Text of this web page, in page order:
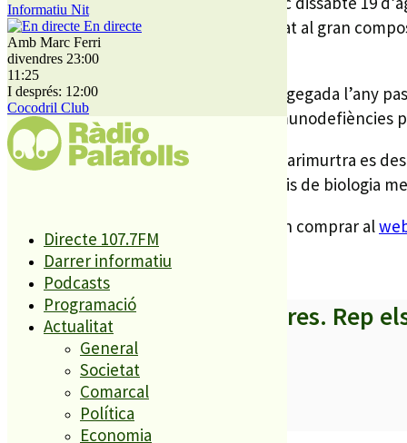
Informatiu Nit
En directe
Amb Marc Ferri
divendres 23:00
11:25
I després: 12:00
Cocodril Club
Directe 107.7FM
Darrer informatiu
Podcasts
Programació
Actualitat
General
Societat
Comarcal
Política
Economia
Manzanero”, un disc de boleros dedicat al gran
el seu àlbum debut “Cotton Candy”.
Es continua també amb la iniciativa engegada l’any
recursos per la investigació de les immunodefiències
Els beneficis que genera Les Nits de Marimurtra es
per la protecció i el foment dels estudis de biologia
Les entrades pels concerts ja es poden comprar al
Blanes com de Lloret.
A partir d’ara no et perdis res. Rep
SUBSCRIURE’M